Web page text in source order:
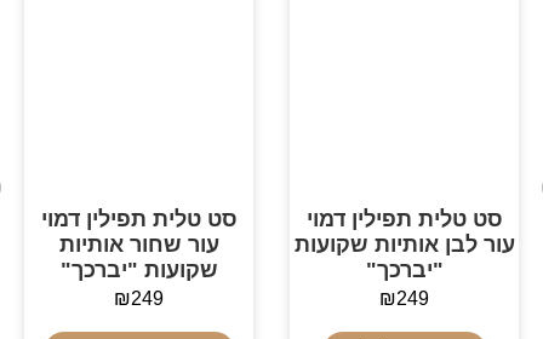
סט טלית תפילין דמוי
עור לבן אותיות שקועות
"יברכך"
₪249
סט טלית תפילין דמוי
עור שחור אותיות
שקועות "יברכך"
₪249